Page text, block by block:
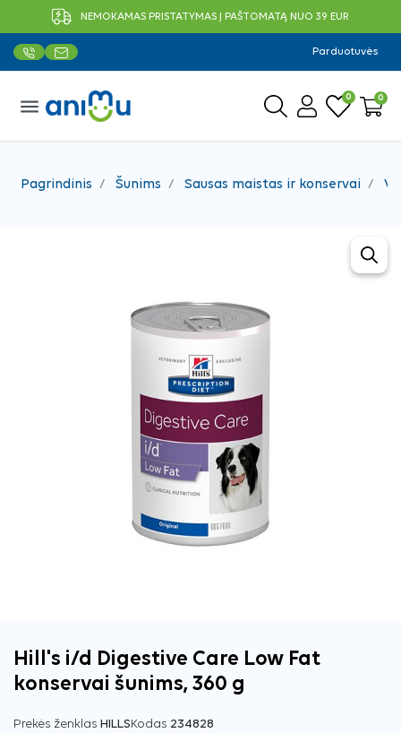
NEMOKAMAS PRISTATYMAS Į PAŠTOMATĄ NUO 39 EUR
Parduotuvės
menu 0 0
Pagrindinis Šunims Sausas maistas ir konservai
Hill's i/d Digestive Care Low Fat
konservai šunims, 360 g
Prekės ženklas HILLSKodas 234828